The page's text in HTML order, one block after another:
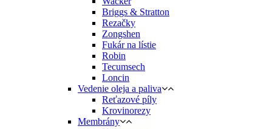
Briggs & Stratton
Rezačky
Zongshen
Fukár na lístie
Robin
Tecumsech
Loncin
Vedenie oleja a paliva
Reťazové píly
Krovinorezy
Membrány